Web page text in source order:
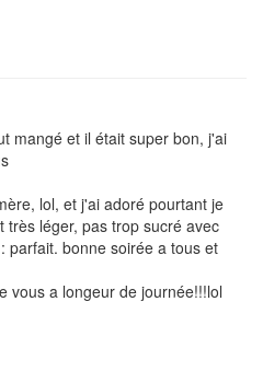
mangé et il était super bon, j'ai
lol, et j'ai adoré pourtant je
très léger, pas trop sucré avec
parfait. bonne soirée a tous et
vous a longeur de journée!!!lol